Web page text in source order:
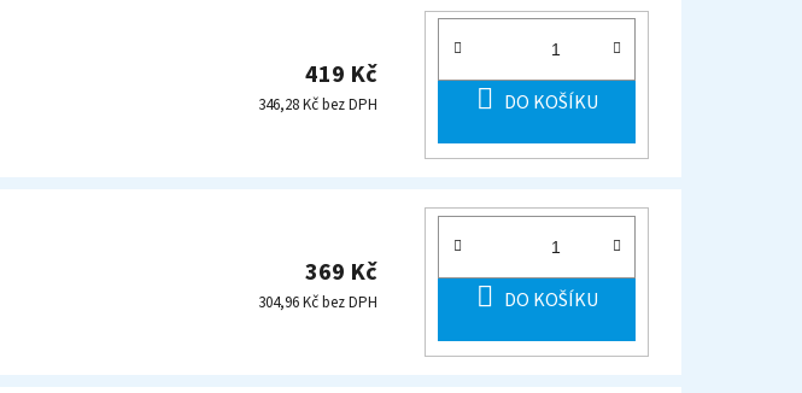
419 Kč
346,28 Kč bez DPH DO KOŠÍKU
369 Kč
304,96 Kč bez DPH DO KOŠÍKU